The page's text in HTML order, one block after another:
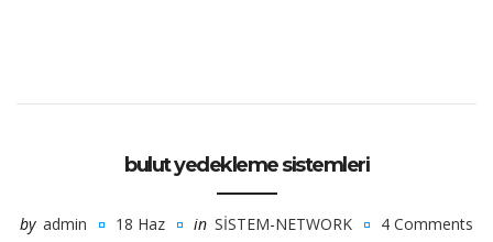
bulut yedekleme sistemleri
by admin 18 Haz in SISTEM-NETWORK 4 Comments